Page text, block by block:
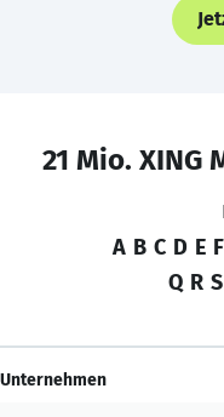
21 Mio. XING
A B C D E F
Q R S
Unternehmen